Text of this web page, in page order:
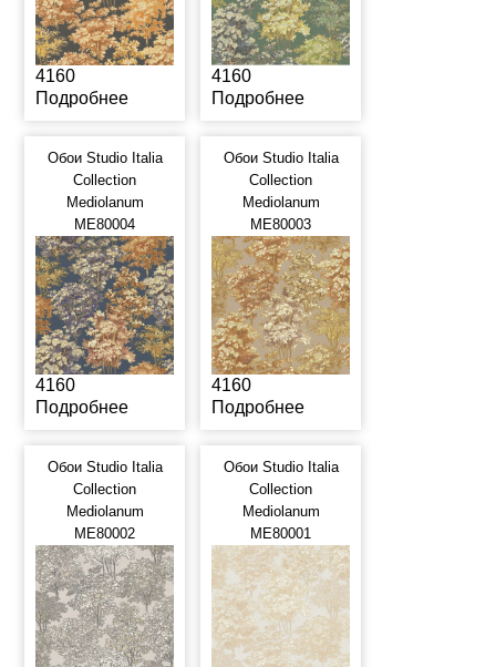
4160
Подробнее
4160
Подробнее
Обои Studio Italia
Collection
Mediolanum
ME80004
4160
Подробнее
Обои Studio Italia
Collection
Mediolanum
ME80003
4160
Подробнее
Обои Studio Italia
Collection
Mediolanum
ME80002
Обои Studio Italia
Collection
Mediolanum
ME80001